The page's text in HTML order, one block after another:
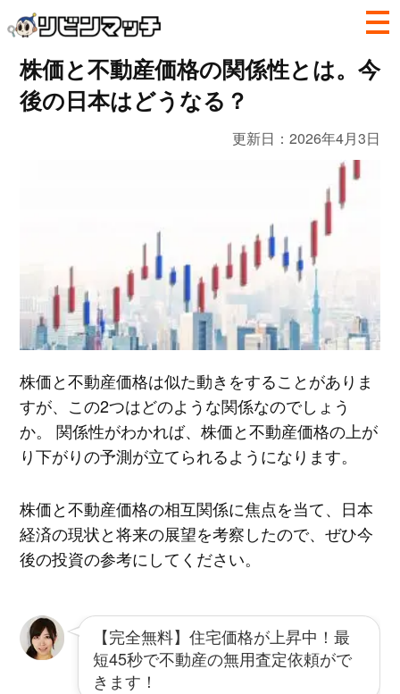
株価と不動産価格の関係性とは。今
後の日本はどうなる？
更新日：2026年4月3日
株価と不動産価格は似た動きをすることがありま
すが、この2つはどのような関係なのでしょう
か。 関係性がわかれば、株価と不動産価格の上が
り下がりの予測が立てられるようになります。
株価と不動産価格の相互関係に焦点を当て、日本
経済の現状と将来の展望を考察したので、ぜひ今
後の投資の参考にしてください。
【完全無料】住宅価格が上昇中！最
短45秒で不動産の無用査定依頼がで
きます！